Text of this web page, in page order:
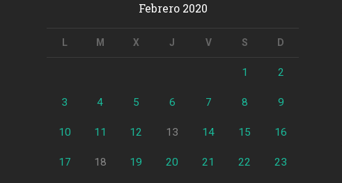
Febrero 2020
L M X J V S D
1 2
3 4 5 6 7 8 9
10 11 12 13 14 15 16
17 18 19 20 21 22 23